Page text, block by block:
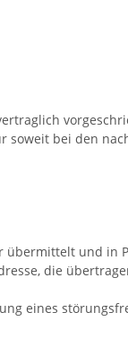
soweit bei den
und in
die
eines